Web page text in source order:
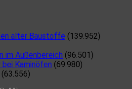
alter Baustoffe (139.952)
im Außenbereich (96.501)
Kaminöfen (69.980)
(63.556)